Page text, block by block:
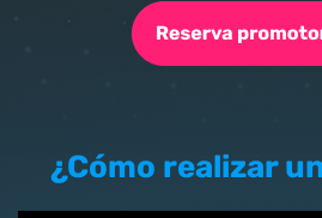
Arena News
Reservas
¿Cómo realizar